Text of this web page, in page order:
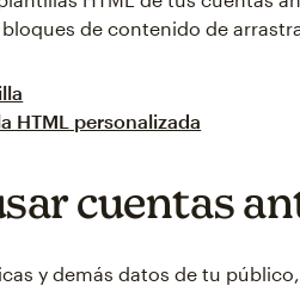
de contenido de
HTML personalizada
cuentas
y demás datos de tu